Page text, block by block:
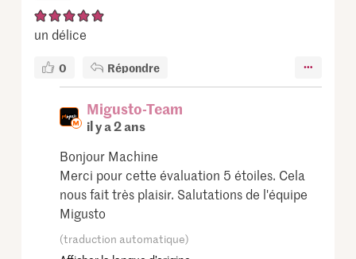
un délice
0 Répondre
Migusto-Team
il y a 2 ans
Bonjour Machine
Merci pour cette évaluation 5 étoiles. Cela
nous fait très plaisir. Salutations de l'équipe
Migusto
(traduction automatique)